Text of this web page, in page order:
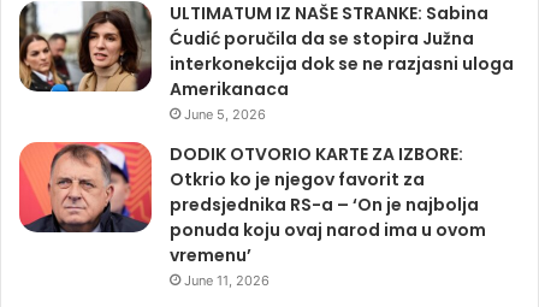
ULTIMATUM IZ NAŠE STRANKE: Sabina
Ćudić poručila da se stopira Južna
interkonekcija dok se ne razjasni uloga
Amerikanaca
June 5, 2026
DODIK OTVORIO KARTE ZA IZBORE:
Otkrio ko je njegov favorit za
predsjednika RS-a – ‘On je najbolja
ponuda koju ovaj narod ima u ovom
vremenu’
June 11, 2026